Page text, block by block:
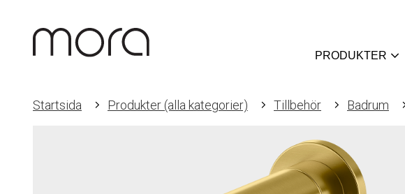
PRODUKTER
Startsida Produkter (alla kategorier) Tillbehör Badrum